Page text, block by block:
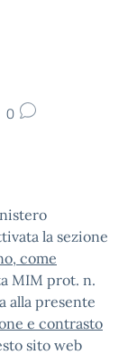
0
la sezione
come
MIM prot. n.
alla presente
e contrasto
sito web